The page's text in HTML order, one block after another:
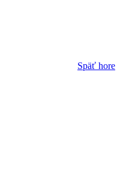
Späť hore